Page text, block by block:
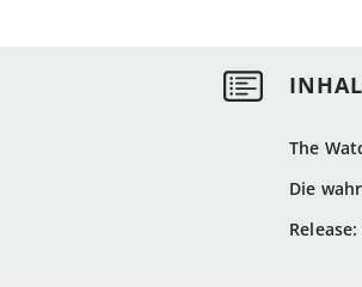
The
Die